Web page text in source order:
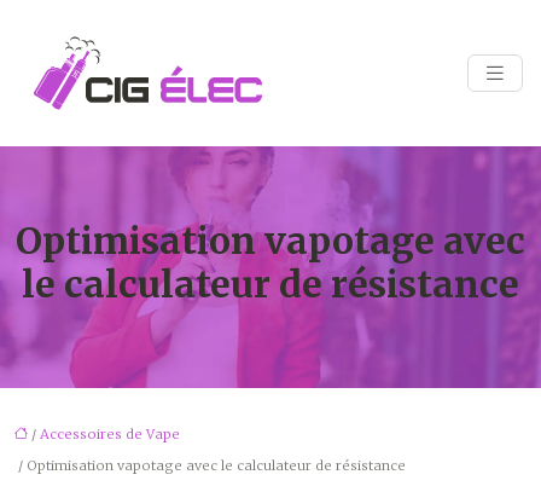
Optimisation vapotage avec
le calculateur de résistance
/ Accessoires de Vape
/ Optimisation vapotage avec le calculateur de résistance